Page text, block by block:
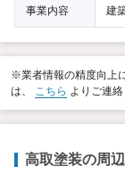
事業内容 建
※業者情報の精度向上
は、 こちら よりご連絡
高取塗装の周